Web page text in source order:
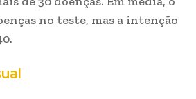
no teste, mas a intenção